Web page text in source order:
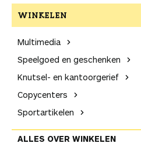
WINKELEN
Multimedia
Speelgoed en geschenken
Knutsel- en kantoor­gerief
Copycenters
Sport­artikelen
ALLES OVER WINKELEN